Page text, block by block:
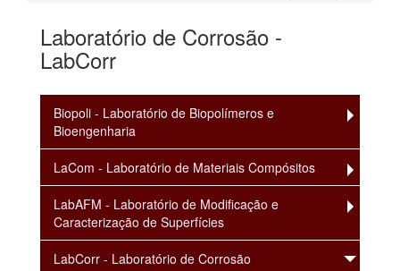
Laboratório de Corrosão -
LabCorr
Biopoli - Laboratório de Biopolímeros e
Bioengenharia
LaCom - Laboratório de Materiais Compósitos
LabAFM - Laboratório de Modificação e
Caracterização de Superfícies
LabCorr - Laboratório de Corrosão